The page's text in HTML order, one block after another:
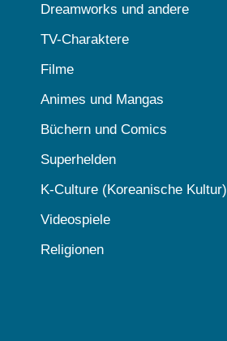
Dreamworks und andere
TV-Charaktere
Filme
Animes und Mangas
Büchern und Comics
Superhelden
K-Culture (Koreanische Kultur)
Videospiele
Religionen